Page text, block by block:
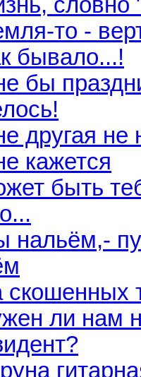
словно
то -
бывало...!
бы
другая не
кажется
быть
нальём,-
скошенных
ли нам